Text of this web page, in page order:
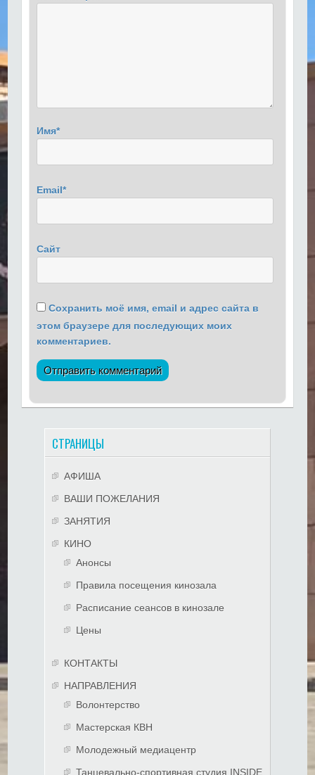
Имя*
Email*
Сайт
Сохранить моё имя, email и адрес сайта в
этом браузере для последующих моих
комментариев.
СТРАНИЦЫ
АФИША
ВАШИ ПОЖЕЛАНИЯ
ЗАНЯТИЯ
КИНО
Анонсы
Правила посещения кинозала
Расписание сеансов в кинозале
Цены
КОНТАКТЫ
НАПРАВЛЕНИЯ
Волонтерство
Мастерская КВН
Молодежный медиацентр
Танцевально-спортивная студия INSIDE